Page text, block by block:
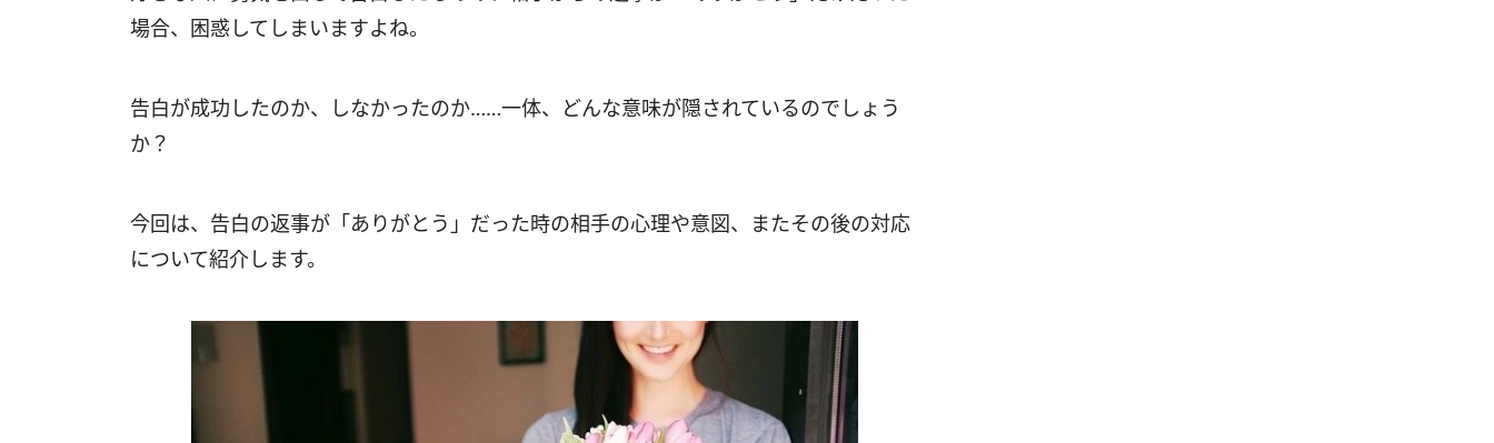
場合、困惑してしまいますよね。
告白が成功したのか、しなかったのか……一体、どんな意味が隠されているのでしょう
か？
今回は、告白の返事が「ありがとう」だった時の相手の心理や意図、またその後の対応
について紹介します。